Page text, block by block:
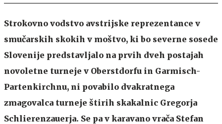
Strokovno vodstvo avstrijske reprezentance v
smučarskih skokih v moštvo, ki bo severne sosede
Slovenije predstavljalo na prvih dveh postajah
novoletne turneje v Oberstdorfu in Garmisch-
Partenkirchnu, ni povabilo dvakratnega
zmagovalca turneje štirih skakalnic Gregorja
Schlierenzauerja. Se pa v karavano vrača Stefan